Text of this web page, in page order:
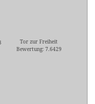
Tor zur Freiheit
Bewertung: 7.6429